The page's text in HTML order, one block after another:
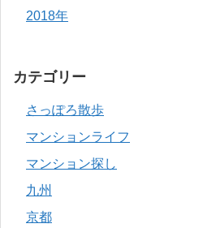
2018年
カテゴリー
さっぽろ散歩
マンションライフ
マンション探し
九州
京都